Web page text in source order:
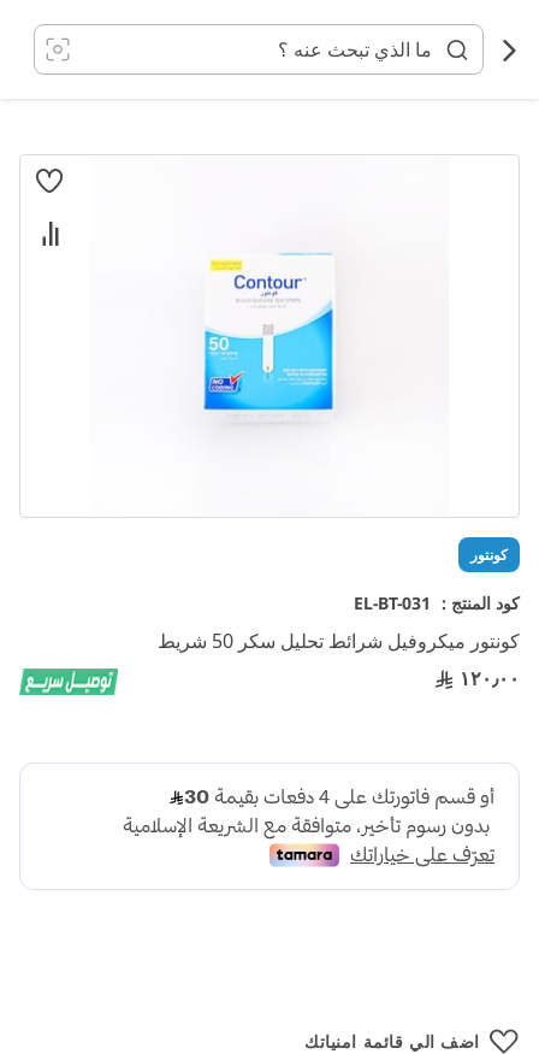
المحتوى
كونتور
كود المنتج : EL-BT-031
كونتور ميكروفيل شرائط تحليل سكر 50 شريط
١٢٠٫٠٠
اضف الي قائمة امنياتك
انتقل
تخطي
إلى
بداية
معرض
الصور